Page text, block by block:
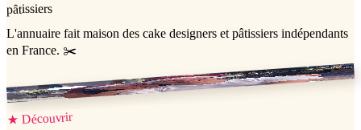
pâtissiers
L'annuaire fait maison des cake designers et pâtissiers indépendants
en France. ✂️
Jessica & Jérémy ♡
★ Découvrir